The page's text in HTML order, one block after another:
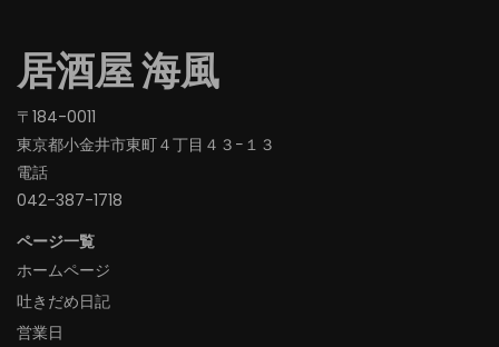
居酒屋 海風
〒184-0011
東京都小金井市東町４丁目４３−１３
電話
042-387-1718‬
ページ一覧
ホームページ
吐きだめ日記
営業日